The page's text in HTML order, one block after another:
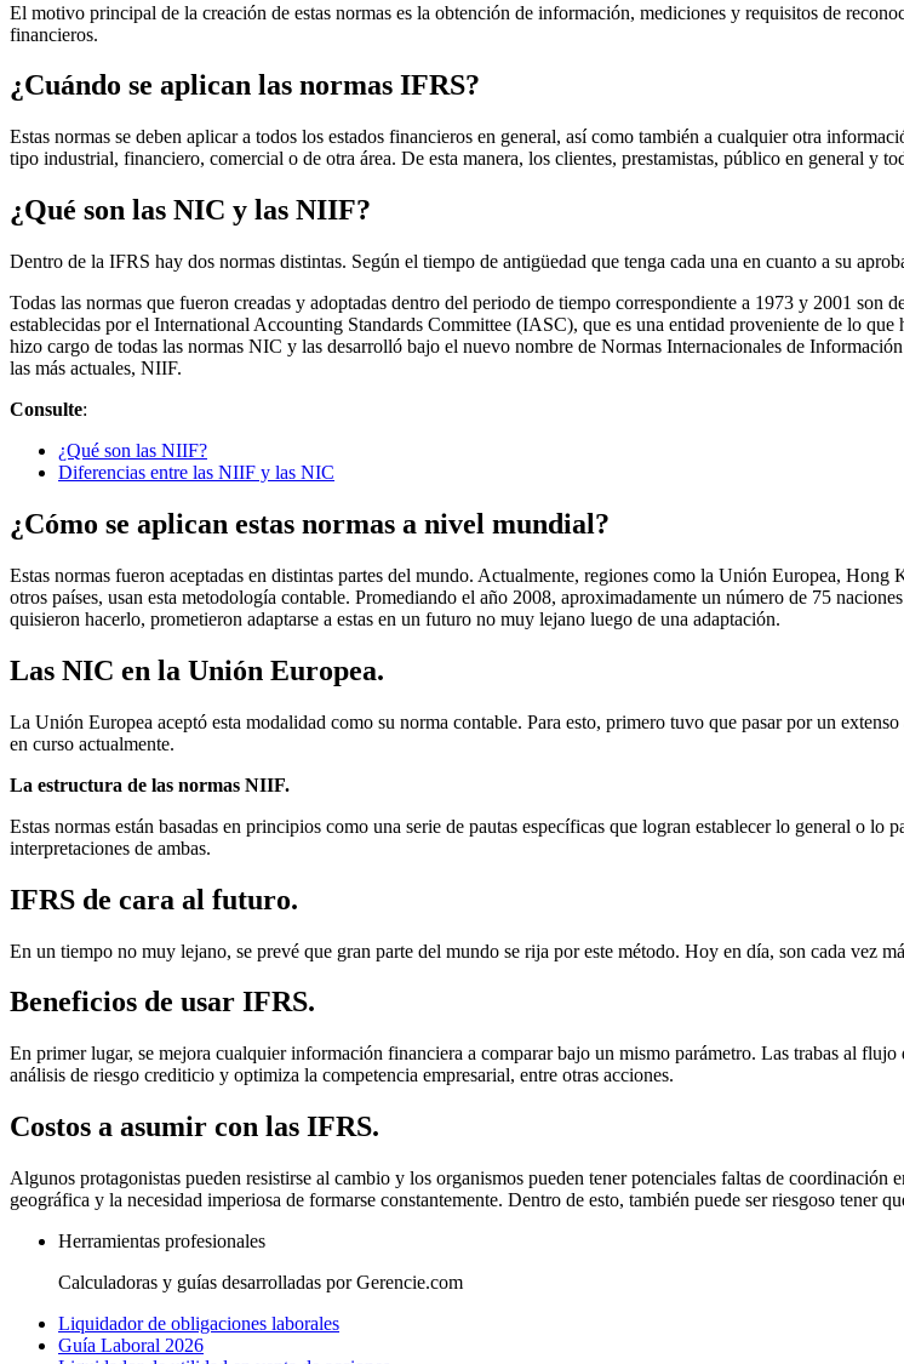
El motivo principal de la creación de estas normas es la obtención de información, mediciones y requisitos de
financieros.
¿Cuándo se aplican las normas IFRS?
Estas normas se deben aplicar a todos los estados financieros en general, así como también a cualquier otra
tipo industrial, financiero, comercial o de otra área. De esta manera, los clientes, prestamistas, público en general y
¿Qué son las NIC y las NIIF?
Dentro de la IFRS hay dos normas distintas. Según el tiempo de antigüedad que tenga cada una en cuanto a su
Todas las normas que fueron creadas y adoptadas dentro del periodo de tiempo correspondiente a 1973 y 2001
establecidas por el International Accounting Standards Committee (IASC), que es una entidad proveniente de lo
hizo cargo de todas las normas NIC y las desarrolló bajo el nuevo nombre de Normas Internacionales de
las más actuales, NIIF.
Consulte:
¿Qué son las NIIF?
Diferencias entre las NIIF y las NIC
¿Cómo se aplican estas normas a nivel mundial?
Estas normas fueron aceptadas en distintas partes del mundo. Actualmente, regiones como la Unión Europea,
otros países, usan esta metodología contable. Promediando el año 2008, aproximadamente un número de 75
quisieron hacerlo, prometieron adaptarse a estas en un futuro no muy lejano luego de una adaptación.
Las NIC en la Unión Europea.
La Unión Europea aceptó esta modalidad como su norma contable. Para esto, primero tuvo que pasar por un
en curso actualmente.
La estructura de las normas NIIF.
Estas normas están basadas en principios como una serie de pautas específicas que logran establecer lo general o
interpretaciones de ambas.
IFRS de cara al futuro.
En un tiempo no muy lejano, se prevé que gran parte del mundo se rija por este método. Hoy en día, son cada vez
Beneficios de usar IFRS.
En primer lugar, se mejora cualquier información financiera a comparar bajo un mismo parámetro. Las trabas al
análisis de riesgo crediticio y optimiza la competencia empresarial, entre otras acciones.
Costos a asumir con las IFRS.
Algunos protagonistas pueden resistirse al cambio y los organismos pueden tener potenciales faltas de
geográfica y la necesidad imperiosa de formarse constantemente. Dentro de esto, también puede ser riesgoso tener
Herramientas profesionales
Calculadoras y guías desarrolladas por Gerencie.com
Liquidador de obligaciones laborales
Guía Laboral 2026